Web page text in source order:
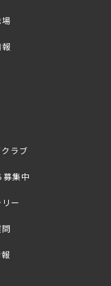
ラブ
募集中
ー